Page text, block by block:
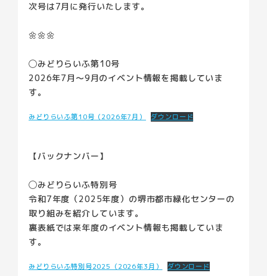
次号は7月に発行いたします。
🌼🌼🌼
◯みどりらいふ第10号
2026年7月〜9月のイベント情報を掲載していま
す。
みどりらいふ第10号（2026年7月） ダウンロード
【バックナンバー】
◯みどりらいふ特別号
令和7年度（2025年度）の堺市都市緑化センターの
取り組みを紹介しています。
裏表紙では来年度のイベント情報も掲載していま
す。
みどりらいふ特別号2025（2026年3月） ダウンロード